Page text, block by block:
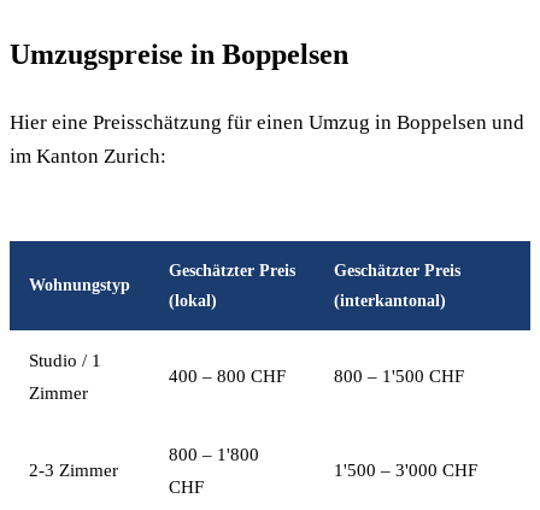
Umzugspreise in Boppelsen
Hier eine Preisschätzung für einen Umzug in Boppelsen und
im Kanton Zurich:
Wohnungstyp
Geschätzter Preis
(lokal)
Geschätzter Preis
(interkantonal)
Studio / 1
Zimmer
400 – 800 CHF 800 – 1'500 CHF
2-3 Zimmer
800 – 1'800
CHF
1'500 – 3'000 CHF